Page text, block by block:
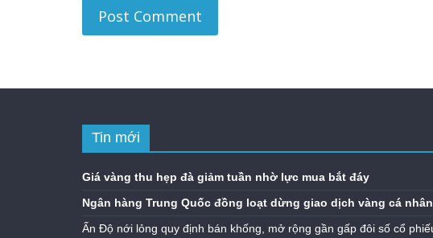
Tin mới
Giá vàng thu hẹp đà giảm tuần nhờ lực mua bắt đáy
Ngân hàng Trung Quốc đồng loạt dừng giao dịch vàng cá nhân
Ấn Độ nới lỏng quy định bán khống, mở rộng gần gấp đôi số cổ